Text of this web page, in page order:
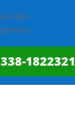
338-1822321